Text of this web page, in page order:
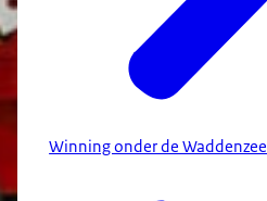
Winning onder de Waddenzee